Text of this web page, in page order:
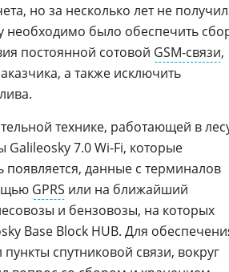
но за несколько лет не
необходимо было обеспечить
постоянной сотовой GSM-связи,
а также исключить
технике, работающей в
7.0 Wi-Fi, которые
появляется, данные с терминалов
GPRS или на ближайший
и бензовозы, на которых
Base Block HUB. Для
пункты спутниковой связи, вокруг